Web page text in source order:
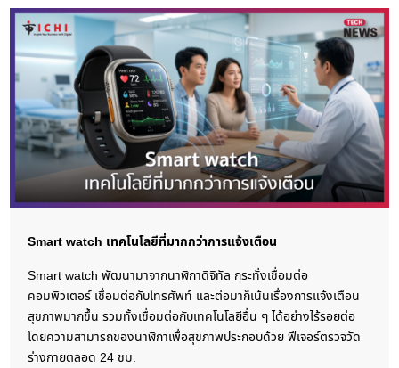
Smart watch เทคโนโลยีที่มากกว่าการแจ้งเตือน
Smart watch พัฒนามาจากนาฬิกาดิจิทัล กระทั่งเชื่อมต่อ
คอมพิวเตอร์ เชื่อมต่อกับโทรศัพท์ และต่อมาก็เน้นเรื่องการแจ้งเตือน
สุขภาพมากขึ้น รวมทั้งเชื่อมต่อกับเทคโนโลยีอื่น ๆ ได้อย่างไร้รอยต่อ
โดยความสามารถของนาฬิกาเพื่อสุขภาพประกอบด้วย ฟีเจอร์ตรวจวัด
ร่างกายตลอด 24 ชม.